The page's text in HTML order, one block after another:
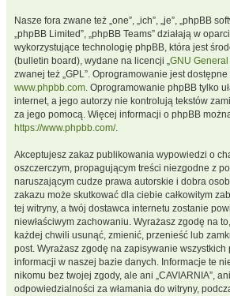
Nasze fora zwane też „one”, „ich”, „je”, „phpBB
„phpBB Limited”, „phpBB Teams” działają w
wykorzystujące technologię phpBB, która jest
(bulletin board), wydane na licencji „GNU
zwanej też „GPL”. Oprogramowanie jest
www.phpbb.com. Oprogramowanie phpBB tylko
internet, a jego autorzy nie kontrolują tekstów
za jego pomocą. Więcej informacji o phpBB
https://www.phpbb.com/.
Akceptujesz zakaz publikowania wypowiedzi o
oszczerczym, propagującym treści niezgodne z
naruszającym cudze prawa autorskie i dobra
zakazu może skutkować dla ciebie całkowitym
tej witryny, a twój dostawca internetu zostanie
niewłaściwym zachowaniu. Wyrażasz zgodę na
każdej chwili usunąć, zmienić, przenieść lub
post. Wyrażasz zgodę na zapisywanie
informacji w naszej bazie danych. Informacje te
nikomu bez twojej zgody, ale ani „CAVIARNIA”,
odpowiedzialności za włamania do witryny,